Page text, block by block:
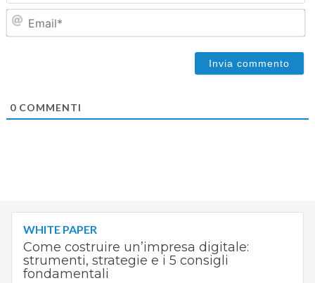
0COMMENTI
WHITE PAPER
Come costruire un’impresa digitale:
strumenti, strategie e i 5 consigli
fondamentali